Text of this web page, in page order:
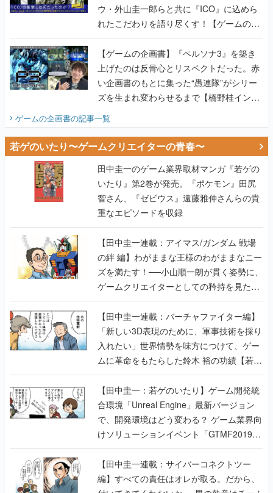
ウ・外山圭一郎らと共に『ICO』に込めら
れたこだわりを語り尽くす！【ゲームの企
画書】
【ゲームの企画書】『ペルソナ3』を築き
上げたのは反骨心とリスペクトだった。赤
い企画書のもとに集った“愚連隊”がシリー
ズを生まれ変わらせるまで【橋野桂インタ
ゲームの企画書の記事一覧
若ゲのいたり〜ゲームクリエイターの青春〜
田中圭一のゲーム業界取材マンガ『若ゲの
いたり』第2巻が発売。『ポケモン』田尻
智さん、『ゼビウス』遠藤雅伸さんらの貴
重なエピソードを収録
【田中圭一連載：アイマス/ガンダム 戦場
の絆 編】わがままな王様のわがままなニー
ズを満たす！──小山順一朗が貫く姿勢に、
ゲームクリエイターとしての矜持を見た
【若ゲのいたり最終回】
【田中圭一連載：バーチャファイター編】
「新しい3D表現のために、軍事技術を採り
入れたい」世界情勢を味方につけて、ゲー
ムに革命をもたらした鈴木 裕の功績【若ゲ
のいたり】
【田中圭一：若ゲのいたり】ゲーム開発統
合環境「Unreal Engine」最新バージョン
で、開発環境はどう変わる？ ゲーム業界向
けソリューションイベント「GTMF2019」
に行って、より理解を深めよう【PR】
【田中圭一連載：サイバーコネクトツー
編】すべての責任はオレが取る。だから、